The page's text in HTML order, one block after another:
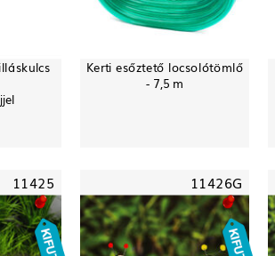
Kerti esőztető locsolótömlő
- 7,5 m
11425 11426G